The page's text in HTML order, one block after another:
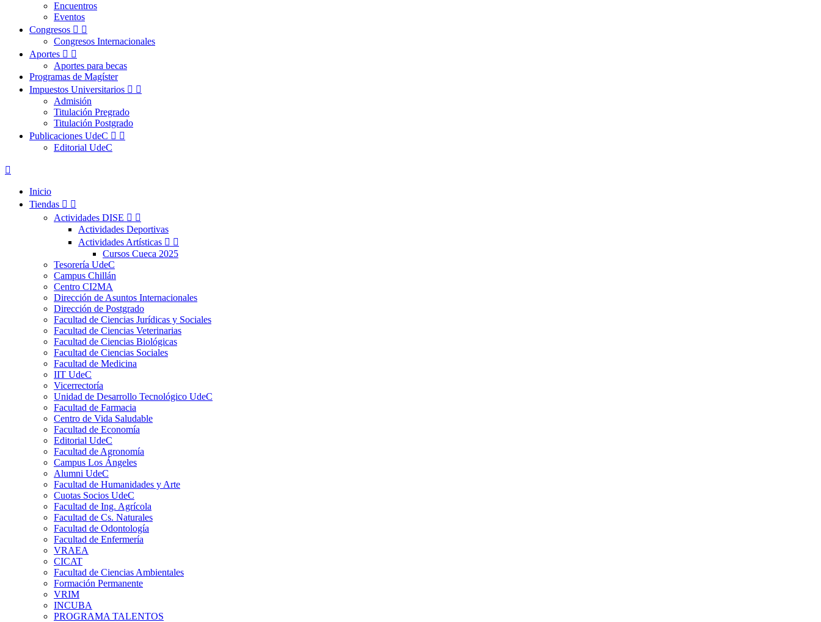
Encuentros
Eventos
Congresos  
Congresos Internacionales
Aportes  
Aportes para becas
Programas de Magíster
Impuestos Universitarios  
Admisión
Titulación Pregrado
Titulación Postgrado
Publicaciones UdeC  
Editorial UdeC

Inicio
Tiendas  
Actividades DISE  
Actividades Deportivas
Actividades Artísticas  
Cursos Cueca 2025
Tesorería UdeC
Campus Chillán
Centro CI2MA
Dirección de Asuntos Internacionales
Dirección de Postgrado
Facultad de Ciencias Jurídicas y Sociales
Facultad de Ciencias Veterinarias
Facultad de Ciencias Biológicas
Facultad de Ciencias Sociales
Facultad de Medicina
IIT UdeC
Vicerrectoría
Unidad de Desarrollo Tecnológico UdeC
Facultad de Farmacia
Centro de Vida Saludable
Facultad de Economía
Editorial UdeC
Facultad de Agronomía
Campus Los Ángeles
Alumni UdeC
Facultad de Humanidades y Arte
Cuotas Socios UdeC
Facultad de Ing. Agrícola
Facultad de Cs. Naturales
Facultad de Odontología
Facultad de Enfermería
VRAEA
CICAT
Facultad de Ciencias Ambientales
Formación Permanente
VRIM
INCUBA
PROGRAMA TALENTOS